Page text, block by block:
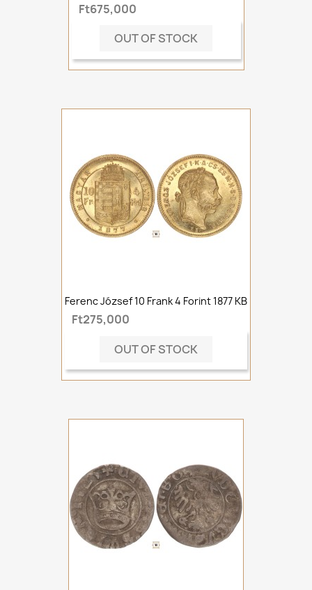
Ft675,000
OUT OF STOCK
Ferenc József 10 Frank 4 Forint 1877 KB
Ft275,000
OUT OF STOCK